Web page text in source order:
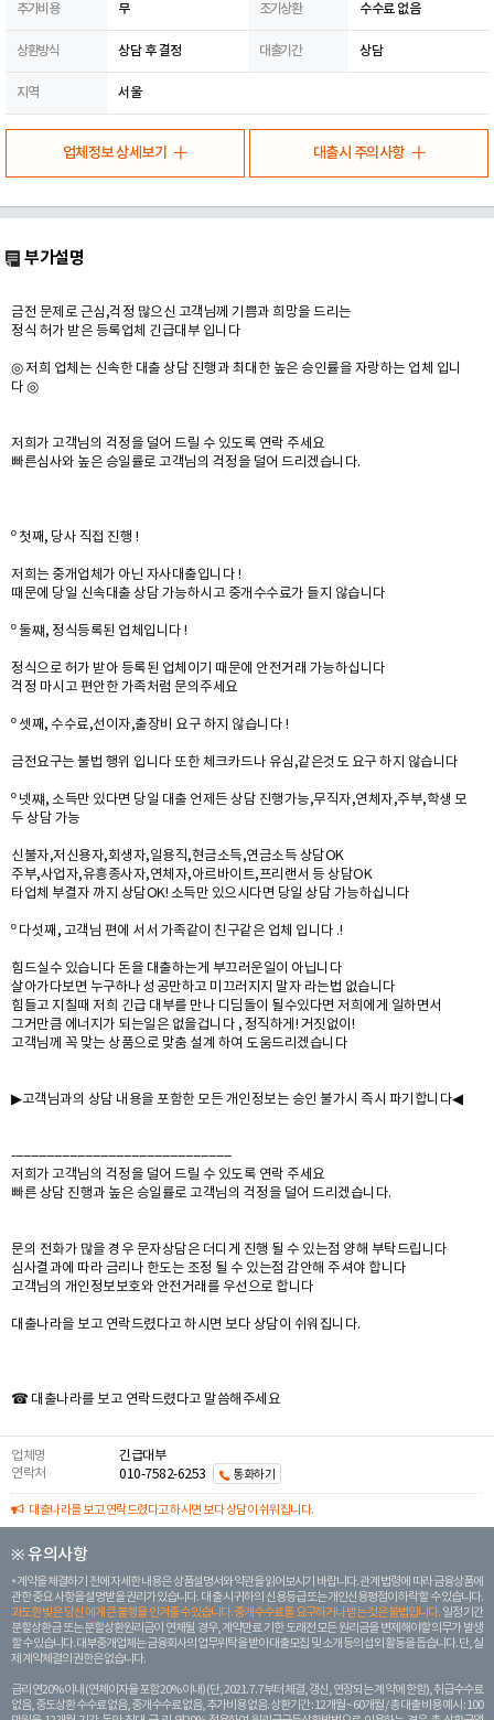
추가비용 무 조기상환 수수료 없음
상환방식 상담 후 결정 대출기간 상담
지역 서울
업체정보 상세보기 대출시 주의사항
부가설명
금전 문제로 근심,걱정 많으신 고객님께 기쁨과 희망을 드리는
정식 허가 받은 등록업체 긴급대부 입니다
◎ 저희 업체는 신속한 대출 상담 진행과 최대한 높은 승인률을 자랑하는 업체 입니
다 ◎
저희가 고객님의 걱정을 덜어 드릴 수 있도록 연락 주세요
빠른심사와 높은 승일률로 고객님의 걱정을 덜어 드리겠습니다.
º 첫째, 당사 직접 진행 !
저희는 중개업체가 아닌 자사대출입니다 !
때문에 당일 신속대출 상담 가능하시고 중개수수료가 들지 않습니다
º 둘쨰, 정식등록된 업체입니다 !
정식으로 허가 받아 등록된 업체이기 때문에 안전거래 가능하십니다
걱정 마시고 편안한 가족처럼 문의주세요
º 셋째, 수수료,선이자,출장비 요구 하지 않습니다 !
금전요구는 불법 행위 입니다 또한 체크카드나 유심,같은것도 요구 하지 않습니다
º 넷쨰, 소득만 있다면 당일 대출 언제든 상담 진행가능,무직자,연체자,주부,학생 모
두 상담 가능
신불자,저신용자,회생자,일용직,현금소득,연금소득 상담OK
주부,사업자,유흥종사자,연체자,아르바이트,프리랜서 등 상담OK
타업체 부결자 까지 상담OK! 소득만 있으시다면 당일 상담 가능하십니다
º 다섯째, 고객님 편에 서서 가족같이 친구같은 업체 입니다 .!
힘드실수 있습니다 돈을 대출하는게 부끄러운일이 아닙니다
살아가다보면 누구하나 성공만하고 미끄러지지 말자 라는법 없습니다
힘들고 지칠때 저희 긴급 대부를 만나 디딤돌이 될수있다면 저희에게 일하면서
그거만큼 에너지가 되는일은 없을겁니다 , 정직하게! 거짓없이!
고객님께 꼭 맞는 상품으로 맞춤 설계 하여 도움드리겠습니다
▶고객님과의 상담 내용을 포함한 모든 개인정보는 승인 불가시 즉시 파기합니다◀
---------------------------------------------------------
저희가 고객님의 걱정을 덜어 드릴 수 있도록 연락 주세요
빠른 상담 진행과 높은 승일률로 고객님의 걱정을 덜어 드리겠습니다.
문의 전화가 많을 경우 문자상담은 더디게 진행 될 수 있는점 양해 부탁드립니다
심사결과에 따라 금리나 한도는 조정 될 수 있는점 감안해 주셔야 합니다
고객님의 개인정보보호와 안전거래를 우선으로 합니다
대출나라을 보고 연락드렸다고 하시면 보다 상담이 쉬워집니다.
☎ 대출나라를 보고 연락드렸다고 말씀해주세요
업체명
긴급대부
연락처
010-7582-6253 통화하기
대출나라를 보고 연락드렸다고 하시면 보다 상담이 쉬워집니다.
※ 유의사항
계약을 체결하기 전에 자세한 내용은 상품설명서와 약관을 읽어보시기 바랍니다. 관계 법령에 따라 금융상품에
관한 중요 사항을 설명받을 권리가 있습니다. 대 출 시 귀하의 신용등급 또는 개인신용평점이 하락할 수 있습니다.
과도한 빚은 당신 에게 큰 불행을 안겨줄 수 있습니다. 중개수수료를 요구하거나 받는 것은 불법입니다. 일정 기간
분할상환금 또는 분할상환원리금이 연체될 경우, 계약만료 기한 도래전 모든 원리금을 변제해야할 의무가 발생
할 수 있습니다. 대부중개업체는 금융회사의 업무위탁을 받아 대출모집 및 소개 등의 섭외 활동을 돕습니다. 단, 실
제 계약체결의 권한은 없습니다.
금리 연20% 이내 (연체이자율 포함 20% 이내) (단, 2021. 7. 7부터 체결, 갱신, 연장되는 계 약에 한함), 취급수수료
없음, 중도상환 수수료 없음, 중개수수료 없음, 추가비용 없음. 상환기간 : 12개월 ~ 60개월 / 총 대출 비용 예시 : 100